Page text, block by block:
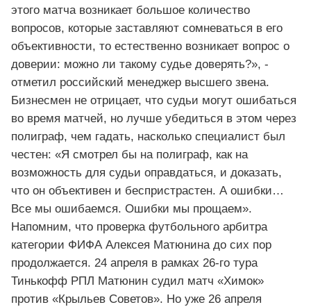
этого матча возникает большое количество
вопросов, которые заставляют сомневаться в его
объективности, то естественно возникает вопрос о
доверии: можно ли такому судье доверять?», -
отметил российский менеджер высшего звена.
Бизнесмен не отрицает, что судьи могут ошибаться
во время матчей, но лучше убедиться в этом через
полиграф, чем гадать, насколько специалист был
честен: «Я смотрел бы на полиграф, как на
возможность для судьи оправдаться, и доказать,
что он объективен и беспристрастен. А ошибки…
Все мы ошибаемся. Ошибки мы прощаем».
Напомним, что проверка футбольного арбитра
категории ФИФА Алексея Матюнина до сих пор
продолжается. 24 апреля в рамках 26-го тура
Тинькофф РПЛ Матюнин судил матч «Химок»
против «Крыльев Советов». Но уже 26 апреля